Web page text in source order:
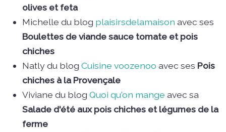
olives et feta
Michelle du blog plaisirsdelamaison avec ses
Boulettes de viande sauce tomate et pois
chiches
Natly du blog Cuisine voozenoo avec ses Pois
chiches à la Provençale
Viviane du blog Quoi qu'on mange avec sa
Salade d'été aux pois chiches et légumes de la
ferme